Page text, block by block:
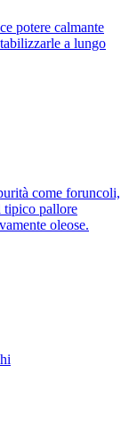
potere calmante
a lungo
come foruncoli,
tipico pallore
oleose.